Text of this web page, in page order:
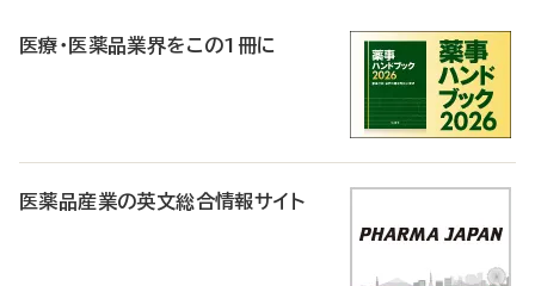
医療・医薬品業界をこの1冊に
医薬品産業の英文総合情報サイト